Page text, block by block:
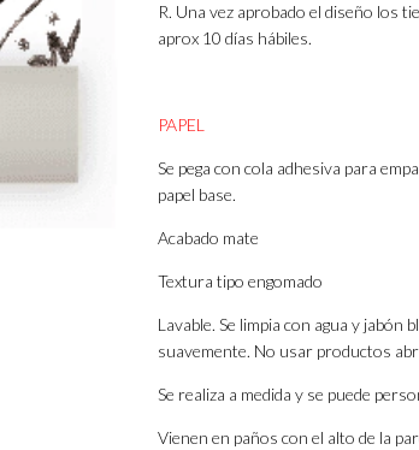
R. Una vez aprobado el diseño los
aprox 10 días hábiles.
PAPEL
Se pega con cola adhesiva para
papel base.
Acabado mate
Textura tipo engomado
Lavable. Se limpia con agua y jabón
suavemente. No usar productos
Se realiza a medida y se puede
Vienen en paños con el alto de la